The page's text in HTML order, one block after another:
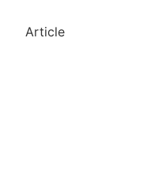
Article